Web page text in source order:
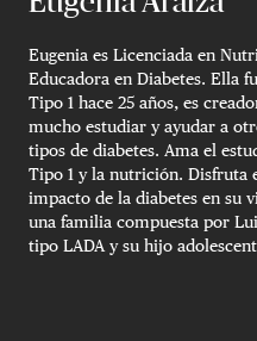
Eugenia es Licenciada en
Educadora en Diabetes. Ella
Tipo 1 hace 25 años, es
mucho estudiar y ayudar a
tipos de diabetes. Ama el
Tipo 1 y la nutrición. Disfruta
impacto de la diabetes en su
una familia compuesta por
tipo LADA y su hijo